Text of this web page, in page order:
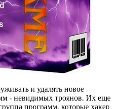
и удалять новое
- невидимых троянов. Их еще
программ, которые хакер